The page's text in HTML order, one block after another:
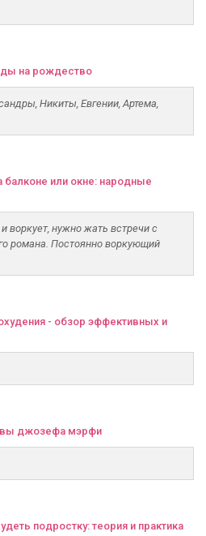
на рождество
Никиты, Евгении, Артема,
балконе или окне: народные
воркует, нужно жать встречи с
романа. Постоянно воркующий
- обзор эффективных и
джозефа мэрфи
подростку: теория и практика